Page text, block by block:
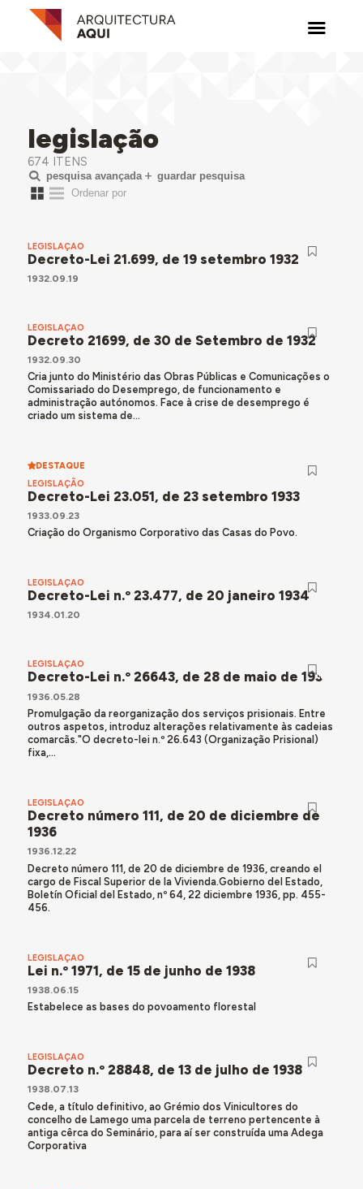
legislação
674 ITENS
pesquisa avançada guardar pesquisa
LEGISLAÇÃO
Decreto-Lei 21.699, de 19 setembro 1932
1932.09.19
LEGISLAÇÃO
Decreto 21699, de 30 de Setembro de 1932
1932.09.30
Cria junto do Ministério das Obras Públicas e Comunicações o
Comissariado do Desemprego, de funcionamento e
administração autónomos. Face à crise de desemprego é
criado um sistema de...
DESTAQUE
LEGISLAÇÃO
Decreto-Lei 23.051, de 23 setembro 1933
1933.09.23
Criação do Organismo Corporativo das Casas do Povo.
LEGISLAÇÃO
Decreto-Lei n.º 23.477, de 20 janeiro 1934
1934.01.20
LEGISLAÇÃO
Decreto-Lei n.º 26643, de 28 de maio de 1936
1936.05.28
Promulgação da reorganização dos serviços prisionais. Entre
outros aspetos, introduz alterações relativamente às cadeias
comarcãs."O decreto-lei n.º 26.643 (Organização Prisional)
fixa,...
LEGISLAÇÃO
Decreto número 111, de 20 de diciembre de
1936
1936.12.22
Decreto número 111, de 20 de diciembre de 1936, creando el
cargo de Fiscal Superior de la Vivienda.Gobierno del Estado,
Boletín Oficial del Estado, nº 64, 22 diciembre 1936, pp. 455-
456.
LEGISLAÇÃO
Lei n.º 1971, de 15 de junho de 1938
1938.06.15
Estabelece as bases do povoamento florestal
LEGISLAÇÃO
Decreto n.º 28848, de 13 de julho de 1938
1938.07.13
Cede, a título definitivo, ao Grémio dos Vinicultores do
concelho de Lamego uma parcela de terreno pertencente à
antiga cêrca do Seminário, para aí ser construída uma Adega
Corporativa